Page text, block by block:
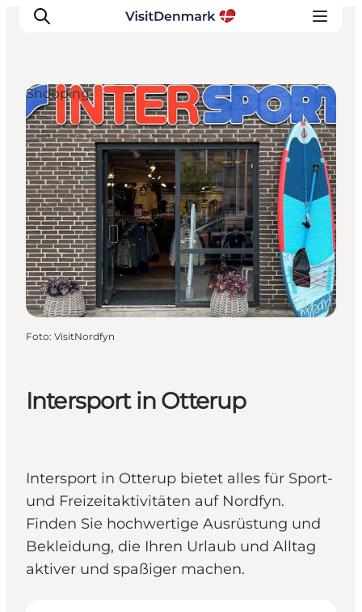
Inspiration
Regionen
Erlebnisse
Unterkünfte
Reiseplanung
Intersport in Otterup
Intersport in Otterup bietet alles für Sport-
und Freizeitaktivitäten auf Nordfyn.
Finden Sie hochwertige Ausrüstung und
Bekleidung, die Ihren Urlaub und Alltag
aktiver und spaßiger machen.
Shopping
Foto: VisitNordfyn